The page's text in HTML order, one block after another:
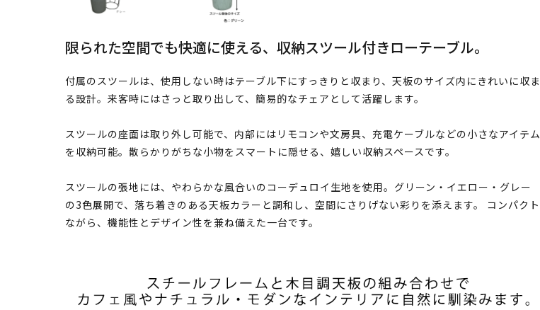
限られた空間でも快適に使える、収納スツール付きローテーブル。
付属のスツールは、使用しない時はテーブル下にすっきりと収まり、天板のサイズ内にきれいに収ま
る設計。来客時にはさっと取り出して、簡易的なチェアとして活躍します。
スツールの座面は取り外し可能で、内部にはリモコンや文房具、充電ケーブルなどの小さなアイテム
を収納可能。散らかりがちな小物をスマートに隠せる、嬉しい収納スペースです。
スツールの張地には、やわらかな風合いのコーデュロイ生地を使用。グリーン・イエロー・グレー
の3色展開で、落ち着きのある天板カラーと調和し、空間にさりげない彩りを添えます。 コンパクト
ながら、機能性とデザイン性を兼ね備えた一台です。